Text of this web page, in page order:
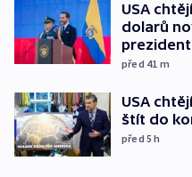
USA
dolarů
před 41 m
USA
štít do
před 5h